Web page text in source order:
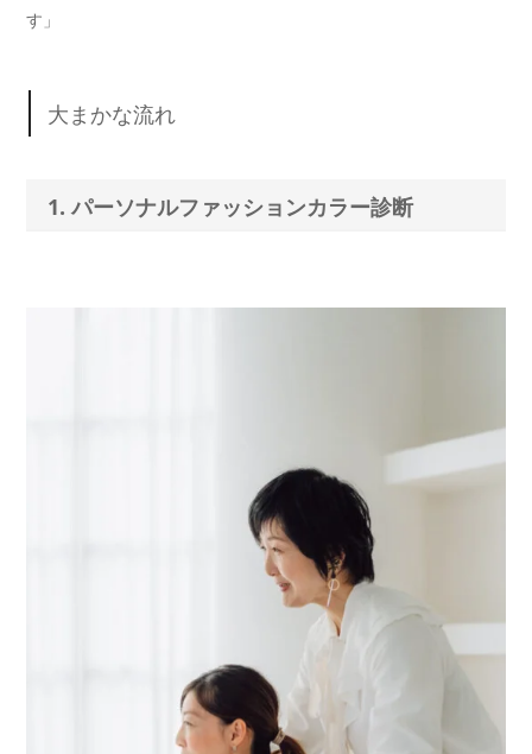
す」
大まかな流れ
1. パーソナルファッションカラー診断